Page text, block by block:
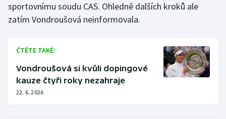
sportovnímu soudu CAS. Ohledně dalších kroků ale
zatím Vondroušová neinformovala.
ČTĚTE TAKÉ:
Vondroušová si kvůli dopingové
kauze čtyři roky nezahraje
22. 6. 2026